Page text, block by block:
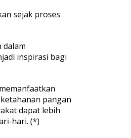
sejak proses
dalam
inspirasi bagi
pangan
dapat lebih
hari. (*)